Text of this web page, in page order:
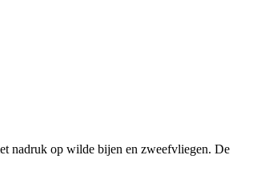
nadruk op wilde bijen en zweefvliegen. De